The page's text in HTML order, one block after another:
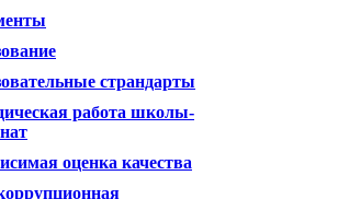
страндарты
работа школы-
оценка качества